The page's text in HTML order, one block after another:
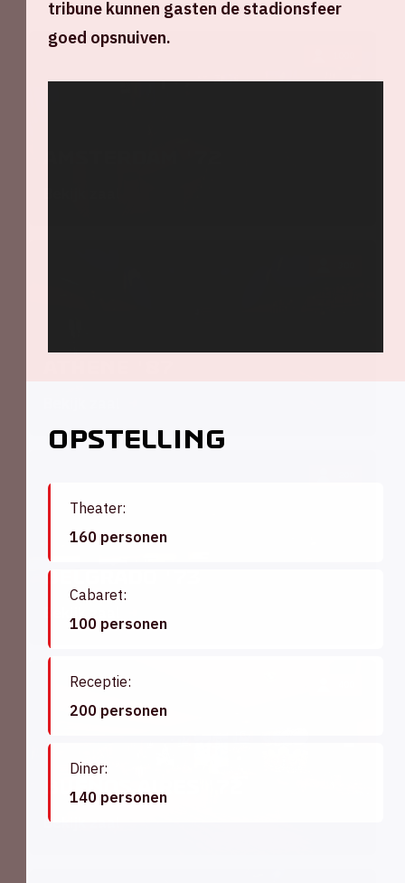
Belgrado '73
Buenos Aires '72
Bekijk zaal
tribune kunnen gasten de stadionsfeer
goed opsnuiven.
Opstelling
Theater:
160 personen
Cabaret:
100 personen
Receptie:
200 personen
Diner:
140 personen